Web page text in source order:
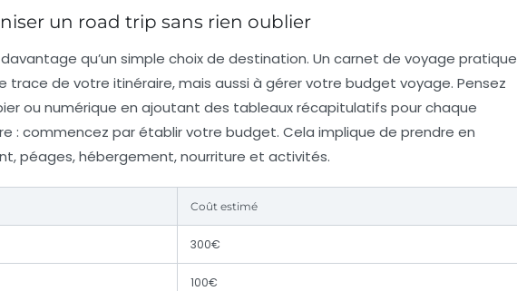
un road trip sans rien oublier
davantage qu’un simple choix de destination. Un carnet de voyage pratique
trace de votre itinéraire, mais aussi à gérer votre budget voyage. Pensez
ou numérique en ajoutant des tableaux récapitulatifs pour chaque
: commencez par établir votre budget. Cela implique de prendre en
péages, hébergement, nourriture et activités.
Coût estimé
300€
100€